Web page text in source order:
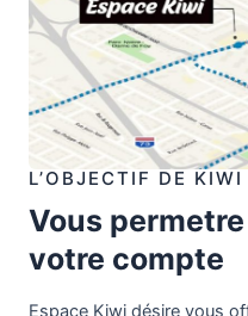
L’OBJECTIF DE KIWI
Vous
votre compte
Espace Kiwi désire vous